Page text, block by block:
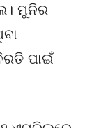
ମୁନିର
ପାଇଁ